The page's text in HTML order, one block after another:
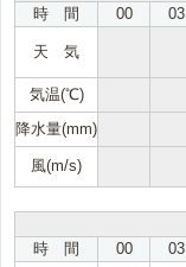
時 間
00 03
天 気
気温(℃)
降水量(mm)
風(m/s)
時 間
00 03